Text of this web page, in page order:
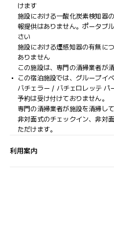
けます
施設における一酸化炭素検知器
報提供はありません。ポータブ
さい
施設における煙感知器の有無に
ありません
この施設は、専門の清掃業者が
この宿泊施設では、グループイ
バチェラー / バチェロレッテ パ
予約は受け付けておりません。
専門の清掃業者が施設を清掃して
非対面式のチェックイン、非対
ただけます。
利用案内